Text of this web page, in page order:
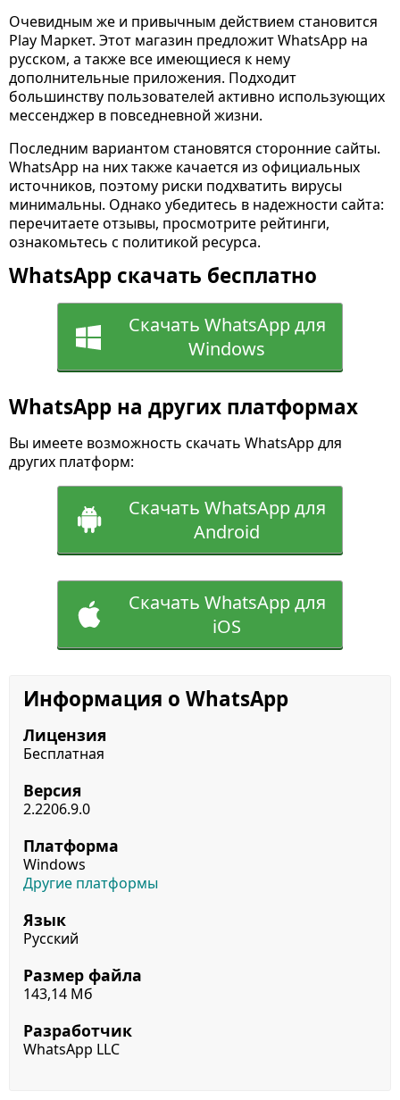
Очевидным же и привычным действием становится
Play Маркет. Этот магазин предложит WhatsApp на
русском, а также все имеющиеся к нему
дополнительные приложения. Подходит
большинству пользователей активно использующих
мессенджер в повседневной жизни.
Последним вариантом становятся сторонние сайты.
WhatsApp на них также качается из официальных
источников, поэтому риски подхватить вирусы
минимальны. Однако убедитесь в надежности сайта:
перечитаете отзывы, просмотрите рейтинги,
ознакомьтесь с политикой ресурса.
WhatsApp скачать бесплатно
Скачать WhatsApp для
Windows
WhatsApp на других платформах
Вы имеете возможность скачать WhatsApp для
других платформ:
Скачать WhatsApp для
Android
Скачать WhatsApp для
iOS
Информация о WhatsApp
Лицензия
Бесплатная
Версия
2.2206.9.0
Платформа
Windows
Другие платформы
Язык
Русский
Размер файла
143,14 Мб
Разработчик
WhatsApp LLC